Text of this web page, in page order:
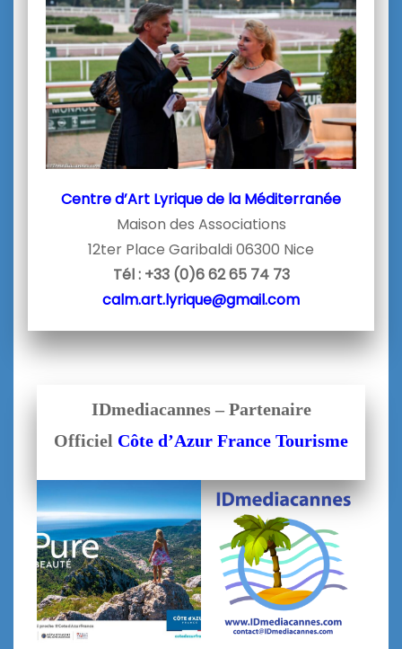
Centre d’Art Lyrique de la Méditerranée
Maison des Associations
12ter Place Garibaldi 06300 Nice
Tél : +33 (0)6 62 65 74 73
calm.art.lyrique@gmail.com
IDmediacannes – Partenaire
Officiel Côte d’Azur France Tourisme